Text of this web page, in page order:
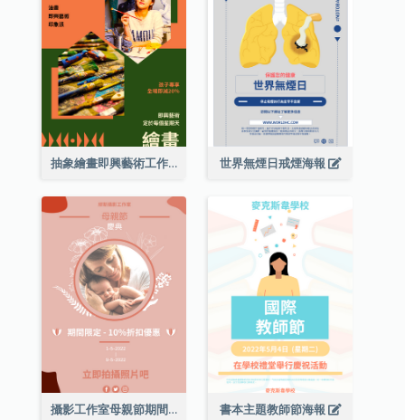
抽象繪畫即興藝術工作坊海報 世界無煙日戒煙海報
攝影工作室母親節期間限定優惠宣傳海報 書本主題教師節海報